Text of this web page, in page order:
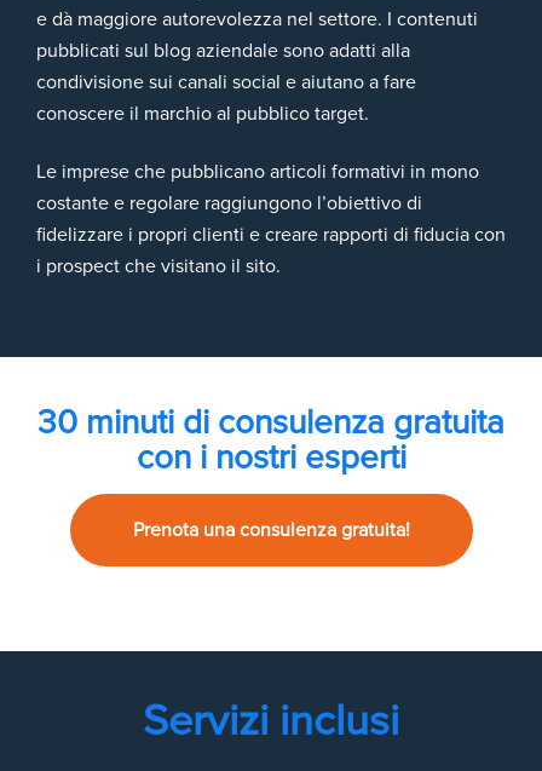
e dà maggiore autorevolezza nel settore. I contenuti
pubblicati sul blog aziendale sono adatti alla
condivisione sui canali social e aiutano a fare
conoscere il marchio al pubblico target.
Le imprese che pubblicano articoli formativi in mono
costante e regolare raggiungono l’obiettivo di
fidelizzare i propri clienti e creare rapporti di fiducia con
i prospect che visitano il sito.
30 minuti di consulenza gratuita
con i nostri esperti
Prenota una consulenza gratuita!
Servizi inclusi